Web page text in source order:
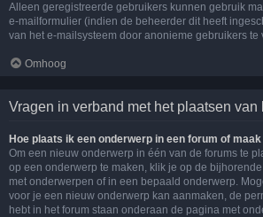
Alleen geregistreerde gebruikers kunnen gebruik
e-mailformulier (indien de beheerder dit heeft
van het e-mailsysteem door anonieme gebruikers te
Omhoog
Vragen in verband met het plaatsen van
Hoe plaats ik een onderwerp in een forum of
Om een nieuw onderwerp in één van de forums te
op een onderwerp te maken, klik je op de
met onderwerpen of in een bepaald onderwerp.
voor je een nieuw onderwerp kan aanmaken, de
hebt in het forum staan onderaan de pagina met